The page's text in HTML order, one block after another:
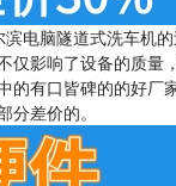
电脑隧道式洗车机
影响了设备的质
有口皆碑的的好
差价的。